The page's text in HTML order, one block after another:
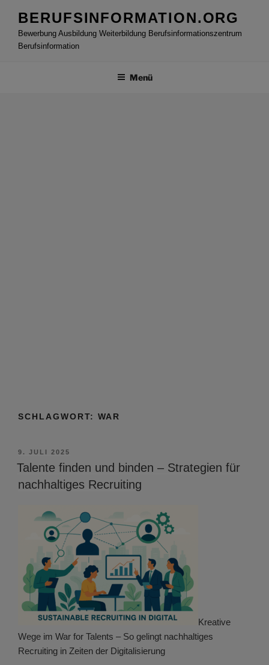
Inhalt
springen
BERUFSINFORMATION.ORG
Bewerbung Ausbildung Weiterbildung Berufsinformationszentrum
Berufsinformation
Menü
SCHLAGWORT: WAR
VERÖFFENTLICHT
AM
9. JULI 2025
Talente finden und binden – Strategien für
nachhaltiges Recruiting
Kreative
Wege im War for Talents – So gelingt nachhaltiges
Recruiting in Zeiten der Digitalisierung